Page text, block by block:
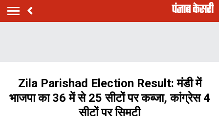
Zila Parishad Election Result: मंडी में
भाजपा का 36 में से 25 सीटों पर कब्जा, कांग्रेस 4
सीटों पर सिमटी